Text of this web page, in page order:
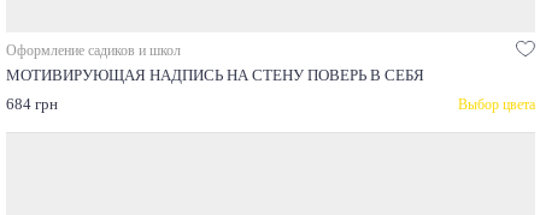
Оформление садиков и школ
МОТИВИРУЮЩАЯ НАДПИСЬ НА СТЕНУ ПОВЕРЬ В СЕБЯ
684 грн
Выбор цвета